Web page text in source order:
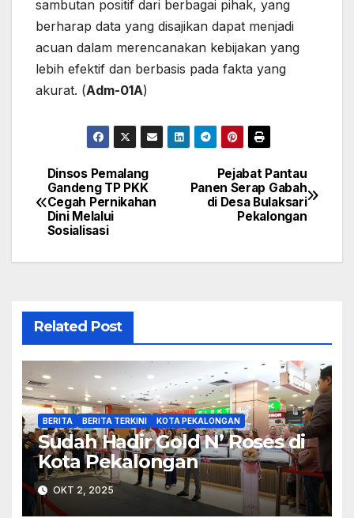
sambutan positif dari berbagai pihak, yang
berharap data yang disajikan dapat menjadi
acuan dalam merencanakan kebijakan yang
lebih efektif dan berbasis pada fakta yang
akurat. (Adm-01A)
Navigasi
pos
Pejabat Pantau
Panen Serap Gabah
di Desa Bulaksari
Pekalongan
Dinsos Pemalang
Gandeng TP PKK
Cegah Pernikahan
Dini Melalui
Sosialisasi
Related Post
BERITA BERITA TERKINI KOTA PEKALONGAN
Sudah Hadir Gold N’ Roses di
Kota Pekalongan
OKT 2, 2025